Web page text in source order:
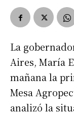
La
Aires, María
mañana la
Mesa
analizó la